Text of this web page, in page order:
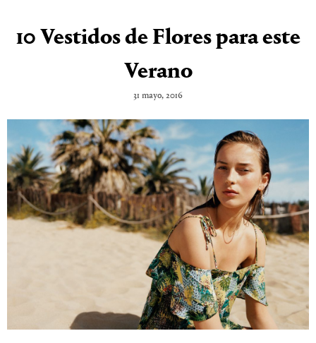
10 Vestidos de Flores para este
Verano
31 mayo, 2016